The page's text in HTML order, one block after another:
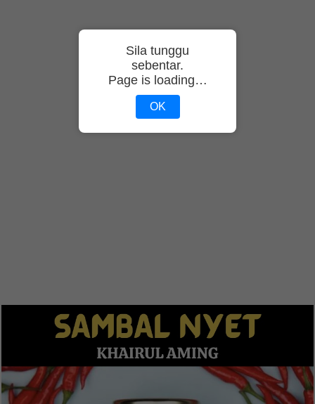
Sila tunggu
sebentar.
Page is loading…
OK